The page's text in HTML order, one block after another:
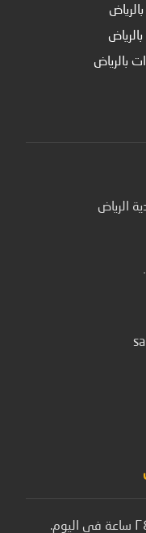
بالرياض
الرياض